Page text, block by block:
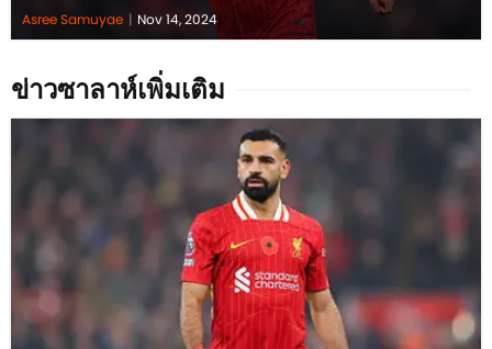
Asree Samuyae | Nov 14, 2024
ข่าวซาลาห์เพิ่มเติม